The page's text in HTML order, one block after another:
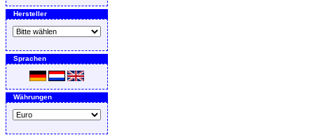
Hersteller
Sprachen
Währungen